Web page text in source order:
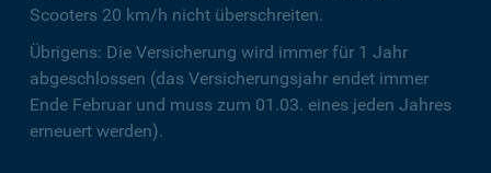
Scooters 20 km/h nicht überschreiten.
Übrigens: Die Versicherung wird immer für 1 Jahr
abgeschlossen (das Versicherungsjahr endet immer
Ende Februar und muss zum 01.03. eines jeden Jahres
erneuert werden).